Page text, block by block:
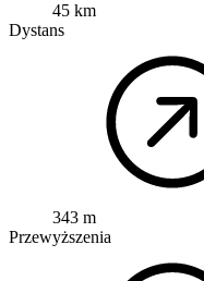
45 km
Dystans
343 m
Przewyższenia